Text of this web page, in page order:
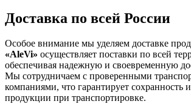
Доставка по всей России
Особое внимание мы уделяем доставке
«AleVi» осуществляет поставки по всей
обеспечивая надежную и своевременную
Мы сотрудничаем с проверенными
компаниями, что гарантирует сохранность
продукции при транспортировке.